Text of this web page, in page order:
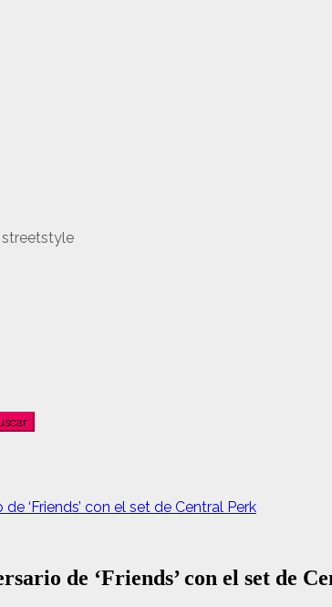
streetstyle
‘Friends’ con el set de Central Perk
de ‘Friends’ con el set de